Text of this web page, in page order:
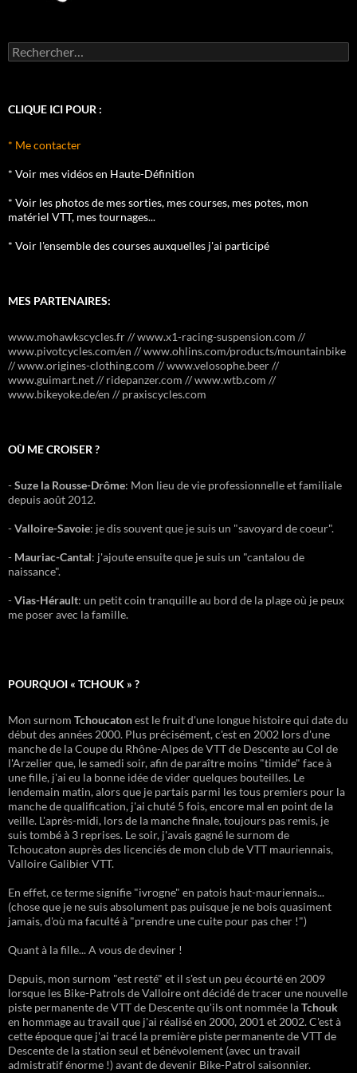
Rechercher :
CLIQUE ICI POUR :
* Me contacter
* Voir mes vidéos en Haute-Définition
* Voir les photos de mes sorties, mes courses, mes potes, mon
matériel VTT, mes tournages...
* Voir l'ensemble des courses auxquelles j'ai participé
MES PARTENAIRES:
www.mohawkscycles.fr // www.x1-racing-suspension.com //
www.pivotcycles.com/en // www.ohlins.com/products/mountainbike
// www.origines-clothing.com // www.velosophe.beer //
www.guimart.net // ridepanzer.com // www.wtb.com //
www.bikeyoke.de/en // praxiscycles.com
OÙ ME CROISER ?
-Suze la Rousse-Drôme: Mon lieu de vie professionnelle et familiale
depuis août 2012.
-Valloire-Savoie: je dis souvent que je suis un "savoyard de coeur".
- Mauriac-Cantal: j'ajoute ensuite que je suis un "cantalou de
naissance".
-Vias-Hérault: un petit coin tranquille au bord de la plage où je peux
me poser avec la famille.
POURQUOI « TCHOUK » ?
Mon surnom Tchoucatonest le fruit d'une longue histoire qui date du
début des années 2000. Plus précisément, c'est en 2002 lors d'une
manche de la Coupe du Rhône-Alpes de VTT de Descente au Col de
l'Arzelier que, le samedi soir, afin de paraître moins "timide" face à
une fille, j'ai eu la bonne idée de vider quelques bouteilles. Le
lendemain matin, alors que je partais parmi les tous premiers pour la
manche de qualification, j'ai chuté 5 fois, encore mal en point de la
veille. L'après-midi, lors de la manche finale, toujours pas remis, je
suis tombé à 3 reprises. Le soir, j'avais gagné le surnom de
Tchoucaton auprès des licenciés de mon club de VTT mauriennais,
Valloire Galibier VTT.
En effet, ce terme signifie "ivrogne" en patois haut-mauriennais...
(chose que je ne suis absolument pas puisque je ne bois quasiment
jamais, d'où ma faculté à "prendre une cuite pour pas cher !")
Quant à la fille... A vous de deviner !
Depuis, mon surnom "est resté" et il s'est un peu écourté en 2009
lorsque les Bike-Patrols de Valloire ont décidé de tracer une nouvelle
piste permanente de VTT de Descente qu'ils ont nommée laTchouk
en hommage au travail que j'ai réalisé en 2000, 2001 et 2002. C'est à
cette époque que j'ai tracé la première piste permanente de VTT de
Descente de la station seul et bénévolement (avec un travail
admistratif énorme !) avant de devenir Bike-Patrol saisonnier.